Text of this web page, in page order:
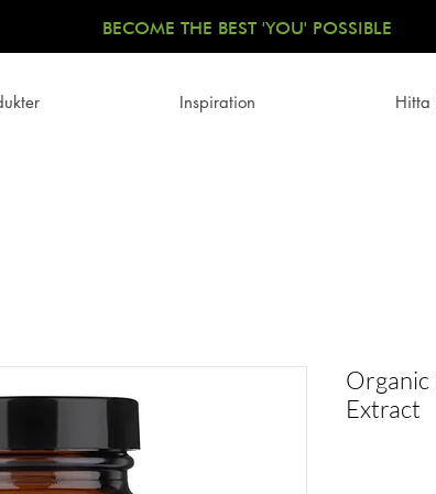
BECOME THE BEST 'YOU' POSSIBLE
Inspiration Hitta
Organic
Extract